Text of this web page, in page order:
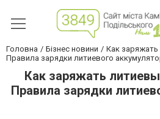
Головна Бізнес новини
Как
Правила зарядки литиевого
Как заряжать
Правила зарядки